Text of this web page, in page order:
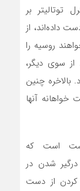
توتالیتر بر
داده‌اند، از
روسیه را
سوی دیگر،
بالاخره چنین
آنها
است که
درگیر شدن در
کردن از دست